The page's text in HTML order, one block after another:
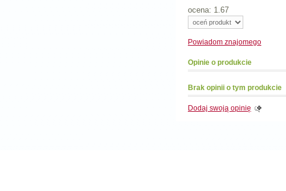
ocena: 1.67
Powiadom znajomego
Opinie o produkcie
Brak opinii o tym produkcie
Dodaj swoją opinię